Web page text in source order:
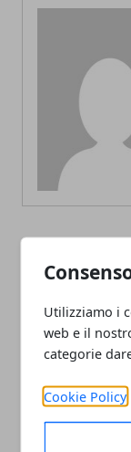
Utilizziamo i
web e il
categorie
Cookie Policy
ARTICOLI